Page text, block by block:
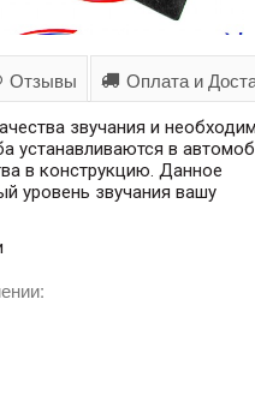
Отзывы Оплата и
звучания и
устанавливаются в
в конструкцию. Данное
уровень звучания вашу